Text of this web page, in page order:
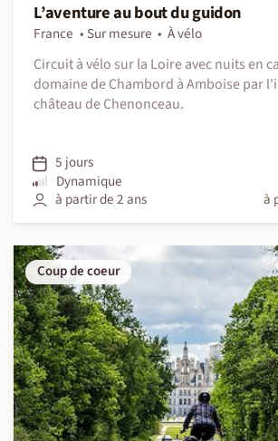
L’aventure au bout du guidon
France Sur mesure
À vélo
Circuit à vélo sur la Loire avec nuits en
domaine de Chambord à Amboise par
château de Chenonceau.
5 jours
Dynamique
à partir de 2 ans
à
Coup de coeur